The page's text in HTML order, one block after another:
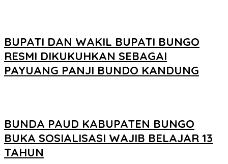
BUPATI DAN WAKIL BUPATI BUNGO
RESMI DIKUKUHKAN SEBAGAI
PAYUANG PANJI BUNDO KANDUNG
BUNDA PAUD KABUPATEN BUNGO
BUKA SOSIALISASI WAJIB BELAJAR 13
TAHUN